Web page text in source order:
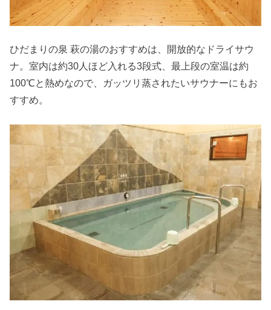
ひだまりの泉 萩の湯のおすすめは、開放的なドライサウ
ナ。室内は約30人ほど入れる3段式、最上段の室温は約
100℃と熱めなので、ガッツリ蒸されたいサウナーにもお
すすめ。